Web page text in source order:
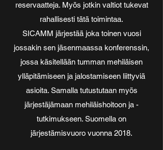
reservaatteja. Myös jotkin valtiot tukevat
rahallisesti tätä toimintaa.
SICAMM järjestää joka toinen vuosi
jossakin sen jäsenmaassa konferenssin,
jossa käsitellään tumman mehiläisen
ylläpitämiseen ja jalostamiseen liittyviä
asioita. Samalla tutustutaan myös
järjestäjämaan mehiläishoitoon ja -
tutkimukseen. Suomella on
järjestämisvuoro vuonna 2018.